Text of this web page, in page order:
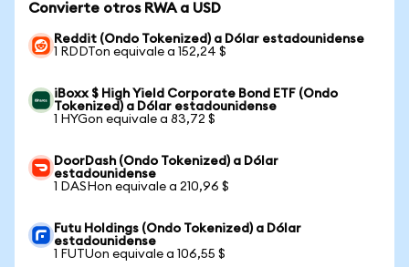
Convierte otros RWA a USD
Reddit (Ondo Tokenized) a Dólar estadounidense
1 RDDTon equivale a 152,24 $
iBoxx $ High Yield Corporate Bond ETF (Ondo
Tokenized) a Dólar estadounidense
1 HYGon equivale a 83,72 $
DoorDash (Ondo Tokenized) a Dólar
estadounidense
1 DASHon equivale a 210,96 $
Futu Holdings (Ondo Tokenized) a Dólar
estadounidense
1 FUTUon equivale a 106,55 $